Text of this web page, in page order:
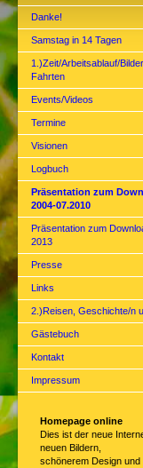
Danke!
Samstag in 14 Tagen
1.)Zeit/Arbeitsablauf/
Fahrten
Events/Videos
Termine
Visionen
Logbuch
Präsentation zum
2004-07.2010
Präsentation zum
2013
Presse
Links
2.)Reisen, Geschichte/n
Gästebuch
Kontakt
Impressum
Homepage online
Dies ist der neue
neuen Bildern,
schönerem Design und